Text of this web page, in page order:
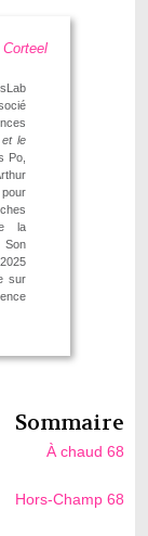
et le
Po,
la
Son
sur
Sommaire
À chaud 68
Hors-Champ 68